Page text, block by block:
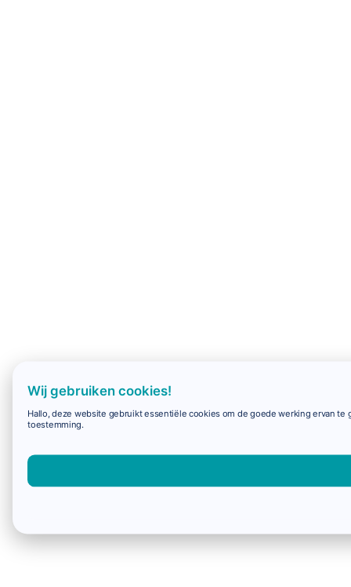
Wij gebruiken cookies!
Hallo, deze website gebruikt essentiële cookies om de goede werking ervan
toestemming.